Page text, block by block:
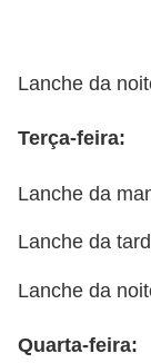
Lanche da
Terça-feira:
Lanche da
Lanche da
Lanche da
Quarta-feira: